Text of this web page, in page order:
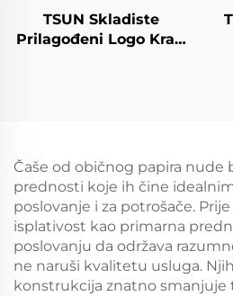
TSUN Skladiste
Prilagođeni Logo Kraft
Čaše od običnog papira nude
prednosti koje ih čine
poslovanje i za potrošače.
isplativost kao primarna
poslovanju da održava
ne naruši kvalitetu usluga.
konstrukcija znatno smanjuje